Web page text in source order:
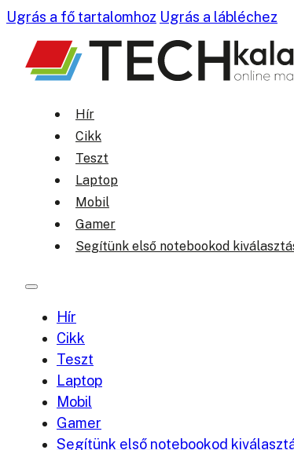
Ugrás a fő tartalomhoz Ugrás a lábléchez
Hír
Cikk
Teszt
Laptop
Mobil
Gamer
Segítünk első notebookod
Hír
Cikk
Teszt
Laptop
Mobil
Gamer
Segítünk első notebookod